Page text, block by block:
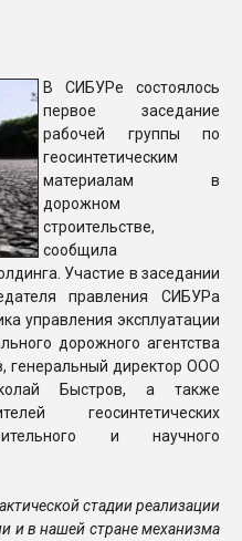
В СИБУРе состоялось
первое заседание
рабочей группы по
геосинтетическим
материалам в
дорожном
строительстве,
сообщила
Участие в заседании
правления СИБУРа
управления эксплуатации
дорожного агентства
генеральный директор ООО
Быстров, а также
геосинтетических
и научного
стадии реализации
и в нашей стране механизма